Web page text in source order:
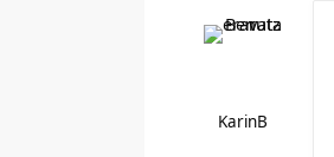
KarinB